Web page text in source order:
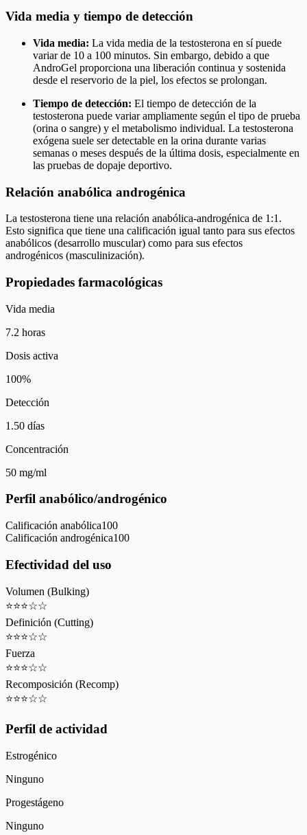
Vida media y tiempo de detección
Vida media: La vida media de la testosterona en sí puede
variar de 10 a 100 minutos. Sin embargo, debido a que
AndroGel proporciona una liberación continua y sostenida
desde el reservorio de la piel, los efectos se prolongan.
Tiempo de detección: El tiempo de detección de la
testosterona puede variar ampliamente según el tipo de prueba
(orina o sangre) y el metabolismo individual. La testosterona
exógena suele ser detectable en la orina durante varias
semanas o meses después de la última dosis, especialmente en
las pruebas de dopaje deportivo.
Relación anabólica androgénica
La testosterona tiene una relación anabólica-androgénica de 1:1.
Esto significa que tiene una calificación igual tanto para sus efectos
anabólicos (desarrollo muscular) como para sus efectos
androgénicos (masculinización).
Propiedades farmacológicas
Vida media
7.2 horas
Dosis activa
100%
Detección
1.50 días
Concentración
50 mg/ml
Perfil anabólico/androgénico
Calificación anabólica100
Calificación androgénica100
Efectividad del uso
Volumen (Bulking)
⭐⭐⭐☆☆
Definición (Cutting)
⭐⭐⭐☆☆
Fuerza
⭐⭐⭐☆☆
Recomposición (Recomp)
⭐⭐⭐☆☆
Perfil de actividad
Estrogénico
Ninguno
Progestágeno
Ninguno